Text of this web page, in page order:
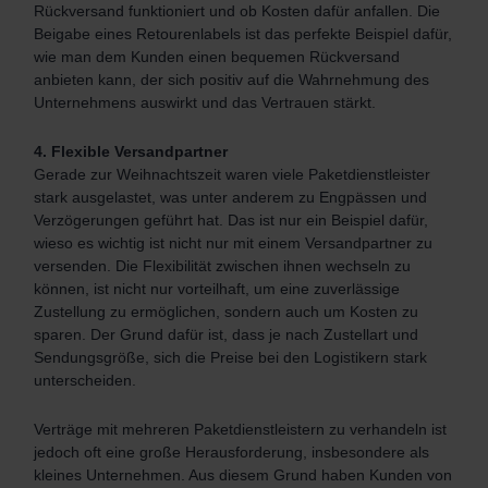
Rückversand funktioniert und ob Kosten dafür anfallen. Die
Beigabe eines Retourenlabels ist das perfekte Beispiel dafür,
wie man dem Kunden einen bequemen Rückversand
anbieten kann, der sich positiv auf die Wahrnehmung des
Unternehmens auswirkt und das Vertrauen stärkt.
4. Flexible Versandpartner
Gerade zur Weihnachtszeit waren viele Paketdienstleister
stark ausgelastet, was unter anderem zu Engpässen und
Verzögerungen geführt hat. Das ist nur ein Beispiel dafür,
wieso es wichtig ist nicht nur mit einem Versandpartner zu
versenden. Die Flexibilität zwischen ihnen wechseln zu
können, ist nicht nur vorteilhaft, um eine zuverlässige
Zustellung zu ermöglichen, sondern auch um Kosten zu
sparen. Der Grund dafür ist, dass je nach Zustellart und
Sendungsgröße, sich die Preise bei den Logistikern stark
unterscheiden.
Verträge mit mehreren Paketdienstleistern zu verhandeln ist
jedoch oft eine große Herausforderung, insbesondere als
kleines Unternehmen. Aus diesem Grund haben Kunden von